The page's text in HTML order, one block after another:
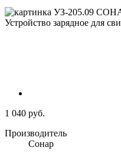
1 040 руб.
Производитель
Сонар